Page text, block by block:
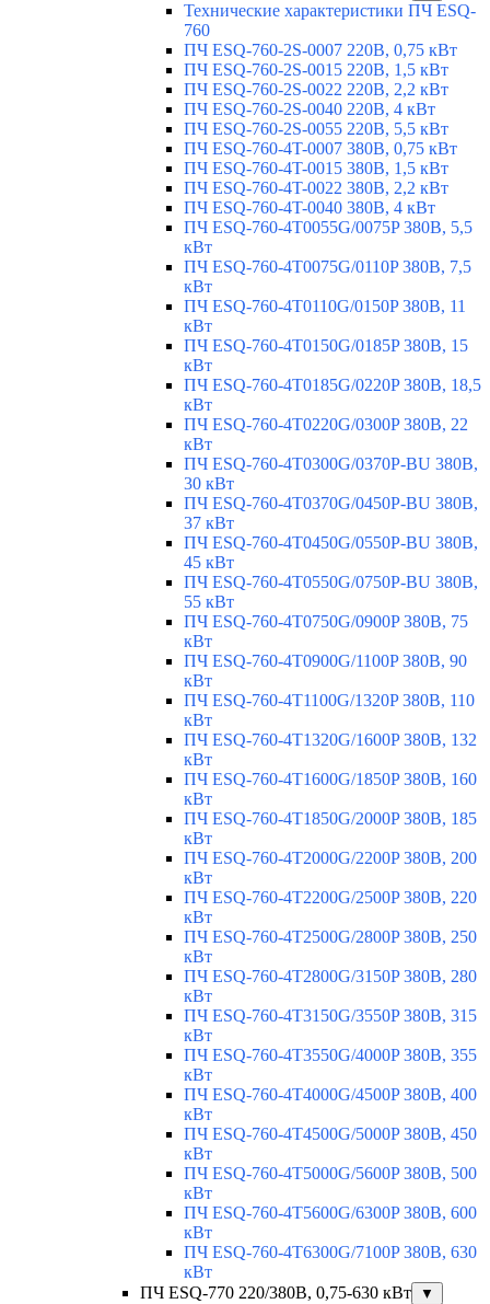
Технические характеристики ПЧ ESQ-
760
ПЧ ESQ-760-2S-0007 220В, 0,75 кВт
ПЧ ESQ-760-2S-0015 220В, 1,5 кВт
ПЧ ESQ-760-2S-0022 220В, 2,2 кВт
ПЧ ESQ-760-2S-0040 220В, 4 кВт
ПЧ ESQ-760-2S-0055 220В, 5,5 кВт
ПЧ ESQ-760-4T-0007 380В, 0,75 кВт
ПЧ ESQ-760-4T-0015 380В, 1,5 кВт
ПЧ ESQ-760-4T-0022 380В, 2,2 кВт
ПЧ ESQ-760-4T-0040 380В, 4 кВт
ПЧ ESQ-760-4T0055G/0075P 380В, 5,5
кВт
ПЧ ESQ-760-4T0075G/0110P 380В, 7,5
кВт
ПЧ ESQ-760-4T0110G/0150P 380В, 11
кВт
ПЧ ESQ-760-4T0150G/0185P 380В, 15
кВт
ПЧ ESQ-760-4T0185G/0220P 380В, 18,5
кВт
ПЧ ESQ-760-4T0220G/0300P 380В, 22
кВт
ПЧ ESQ-760-4T0300G/0370P-BU 380В,
30 кВт
ПЧ ESQ-760-4T0370G/0450P-BU 380В,
37 кВт
ПЧ ESQ-760-4T0450G/0550P-BU 380В,
45 кВт
ПЧ ESQ-760-4T0550G/0750P-BU 380В,
55 кВт
ПЧ ESQ-760-4T0750G/0900P 380В, 75
кВт
ПЧ ESQ-760-4T0900G/1100P 380В, 90
кВт
ПЧ ESQ-760-4T1100G/1320P 380В, 110
кВт
ПЧ ESQ-760-4T1320G/1600P 380В, 132
кВт
ПЧ ESQ-760-4T1600G/1850P 380В, 160
кВт
ПЧ ESQ-760-4T1850G/2000P 380В, 185
кВт
ПЧ ESQ-760-4T2000G/2200P 380В, 200
кВт
ПЧ ESQ-760-4T2200G/2500P 380В, 220
кВт
ПЧ ESQ-760-4T2500G/2800P 380В, 250
кВт
ПЧ ESQ-760-4T2800G/3150P 380В, 280
кВт
ПЧ ESQ-760-4T3150G/3550P 380В, 315
кВт
ПЧ ESQ-760-4T3550G/4000P 380В, 355
кВт
ПЧ ESQ-760-4T4000G/4500P 380В, 400
кВт
ПЧ ESQ-760-4T4500G/5000P 380В, 450
кВт
ПЧ ESQ-760-4T5000G/5600P 380В, 500
кВт
ПЧ ESQ-760-4T5600G/6300P 380В, 600
кВт
ПЧ ESQ-760-4T6300G/7100P 380В, 630
кВт
ПЧ ESQ-770 220/380В, 0,75-630 кВт
▼